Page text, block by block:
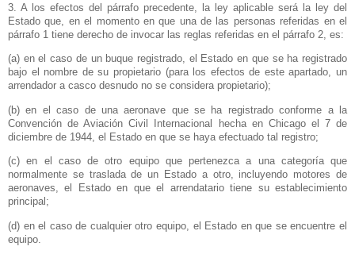
3. A los efectos del párrafo precedente, la ley aplicable será la ley del
Estado que, en el momento en que una de las personas referidas en el
párrafo 1 tiene derecho de invocar las reglas referidas en el párrafo 2, es:
(a) en el caso de un buque registrado, el Estado en que se ha registrado
bajo el nombre de su propietario (para los efectos de este apartado, un
arrendador a casco desnudo no se considera propietario);
(b) en el caso de una aeronave que se ha registrado conforme a
la
Convención de Aviación Civil Internacional hecha en Chicago el 7 de
diciembre de 1944, el Estado en que se haya efectuado tal registro;
(c) en el caso de otro equipo que pertenezca a una categoría que
normalmente se traslada de un Estado a otro, incluyendo motores de
aeronaves, el Estado en que el arrendatario tiene su establecimiento
principal;
(d) en el caso de cualquier otro equipo, el Estado en que se encuentre el
equipo.